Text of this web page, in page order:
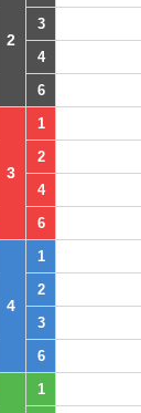
2
3
4
6
3
1
2
4
6
4
1
2
3
6
1